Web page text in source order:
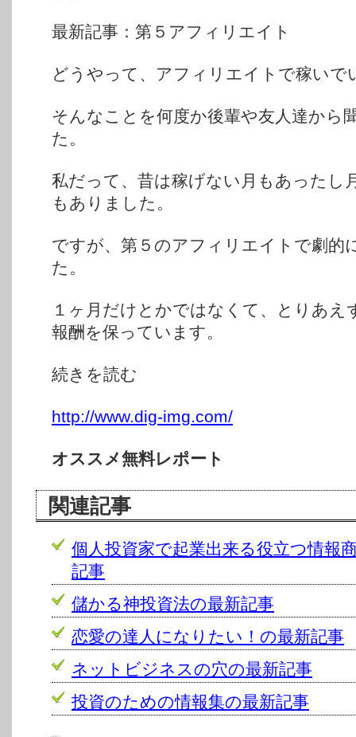
最新記事：第５アフィリエイト
どうやって、アフィリエイトで稼いで
そんなことを何度か後輩や友人達から
た。
私だって、昔は稼げない月もあったし
もありました。
ですが、第５のアフィリエイトで劇的
た。
１ヶ月だけとかではなくて、とりあえ
報酬を保っています。
続きを読む
http://www.dig-img.com/
オススメ無料レポート
関連記事
個人投資家で起業出来る役立つ情報
記事
儲かる神投資法の最新記事
恋愛の達人になりたい！の最新記事
ネットビジネスの穴の最新記事
投資のための情報集の最新記事